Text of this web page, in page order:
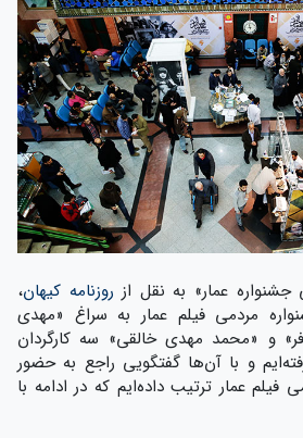
عمار» به نقل از روزنامه کیهان،
مردمی فیلم عمار به سراغ «مهدی
و «محمد مهدی خالقی» سه کارگردان
و با آن‌ها گفتگویی راجع به حضور
فیلم عمار ترتیب داده‌ایم که در ادامه با